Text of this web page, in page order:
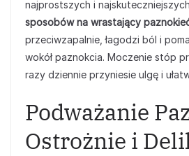
najprostszych i najskuteczniejszych
sposobów na wrastający
przeciwzapalnie, łagodzi ból i
wokół paznokcia. Moczenie stóp
razy dziennie przyniesie ulgę i
Podważanie
Ostrożnie i